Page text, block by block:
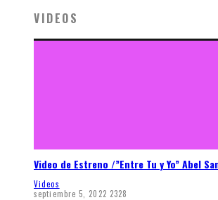
VIDEOS
Video de Estreno /”Entre Tu y Yo” Abel
Videos
septiembre 5, 2022 2328